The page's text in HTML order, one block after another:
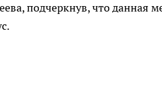
подчеркнув, что данная